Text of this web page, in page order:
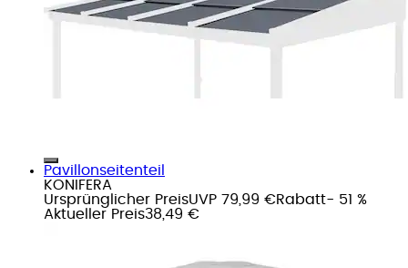
Pavillonseitenteil
KONIFERA
Ursprünglicher PreisUVP 79,99 €Rabatt- 51 %
Aktueller Preis38,49 €